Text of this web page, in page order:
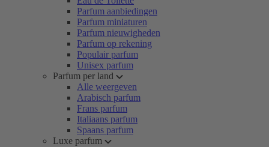
Parfum aanbiedingen
Parfum miniaturen
Parfum nieuwigheden
Parfum op rekening
Populair parfum
Unisex parfum
Parfum per land
Alle weergeven
Arabisch parfum
Frans parfum
Italiaans parfum
Spaans parfum
Luxe parfum